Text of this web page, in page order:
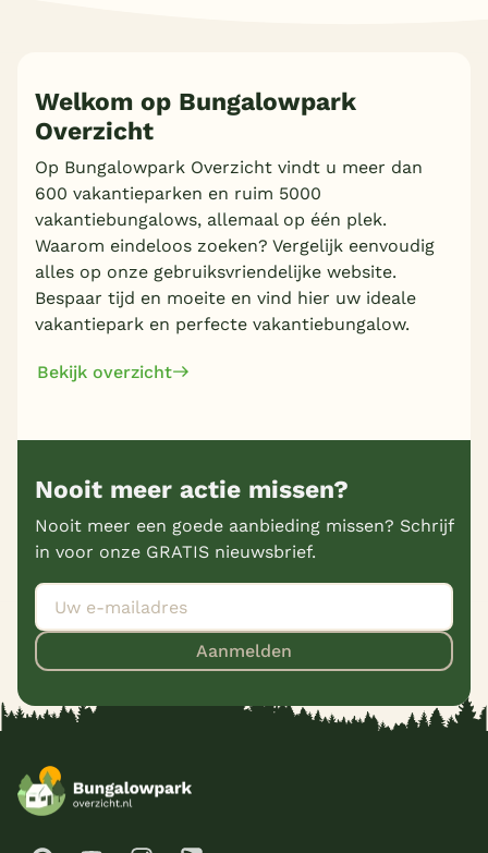
Welkom op Bungalowpark
Overzicht
Op Bungalowpark Overzicht vindt u meer dan
600 vakantieparken en ruim 5000
vakantiebungalows, allemaal op één plek.
Waarom eindeloos zoeken? Vergelijk eenvoudig
alles op onze gebruiksvriendelijke website.
Bespaar tijd en moeite en vind hier uw ideale
vakantiepark en perfecte vakantiebungalow.
Bekijk overzicht
Nooit meer actie missen?
Nooit meer een goede aanbieding missen? Schrijf
in voor onze GRATIS nieuwsbrief.
Aanmelden